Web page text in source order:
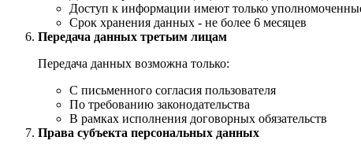
Доступ к информации имеют только
Срок хранения данных - не более 6 месяцев
Передача данных третьим лицам
Передача данных возможна только:
С письменного согласия пользователя
По требованию законодательства
В рамках исполнения договорных обязательств
Права субъекта персональных данных